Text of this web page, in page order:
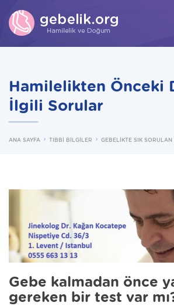
ARA
Hamilelikten Önceki
İlgili Sorular
ANA SAYFA TIBBİ BİLGİLER GEBELİKTE SIK SORULAN
Gebe kalmadan önce
gereken bir test var